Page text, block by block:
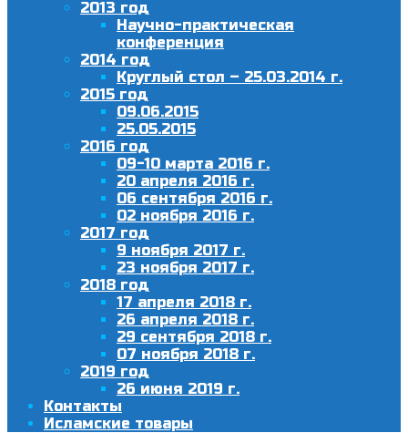
2013 год
Научно-практическая
конференция
2014 год
Круглый стол – 25.03.2014 г.
2015 год
09.06.2015
25.05.2015
2016 год
09-10 марта 2016 г.
20 апреля 2016 г.
06 сентября 2016 г.
02 ноября 2016 г.
2017 год
9 ноября 2017 г.
23 ноября 2017 г.
2018 год
17 апреля 2018 г.
26 апреля 2018 г.
29 сентября 2018 г.
07 ноября 2018 г.
2019 год
26 июня 2019 г.
Контакты
Исламские товары